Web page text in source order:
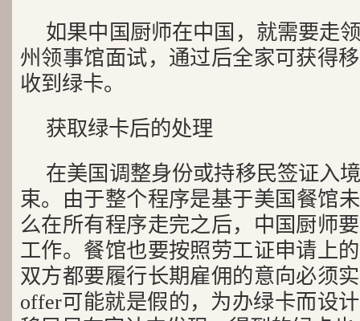
如果中国厨师在中国，就需要走
州领事馆面试，通过后全家可获得
收到绿卡。
获取绿卡后的处理
在美国调整身份或持移民签证入
束。由于整个程序是基于美国餐馆
么在所有程序走完之后，中国厨师
工作。餐馆也要按照劳工证申请上
双方都要履行长期雇佣的意向必须
offer可能就是假的，为办绿卡而设